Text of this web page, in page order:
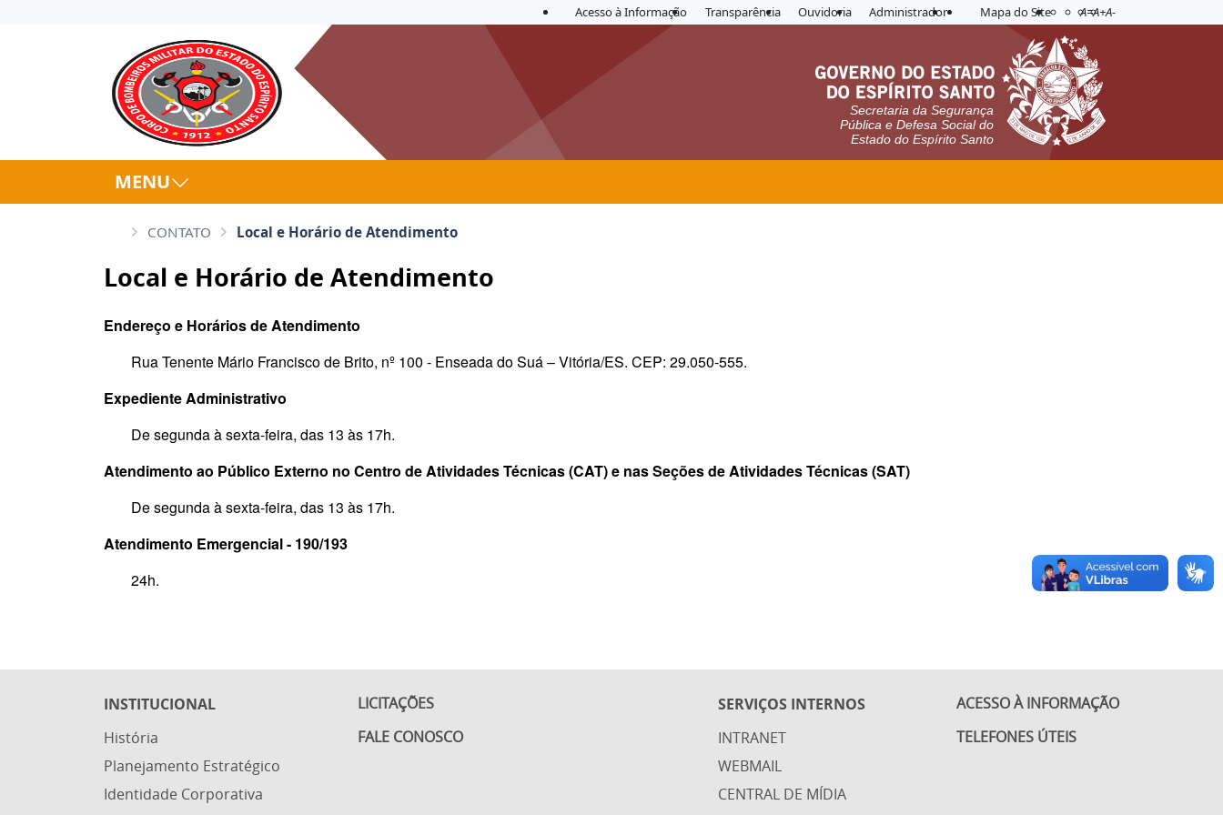
Acesso à Informação Transparência Ouvidoria Administrador Mapa do Site Acessibilidade
Aplicar contraste
A=A+A-
Secretaria da Segurança
Pública e Defesa Social do
Estado do Espírito Santo
MENU
CONTATO Local e Horário de Atendimento
Local e Horário de Atendimento
Endereço e Horários de Atendimento
Rua Tenente Mário Francisco de Brito, nº 100 - Enseada do Suá – Vitória/ES. CEP: 29.050-555.
Expediente Administrativo
De segunda à sexta-feira, das 13 às 17h.
Atendimento ao Público Externo no Centro de Atividades Técnicas (CAT) e nas Seções de Atividades Técnicas (SAT)
De segunda à sexta-feira, das 13 às 17h.
Atendimento Emergencial - 190/193
24h.
INSTITUCIONAL
História
Planejamento Estratégico
Identidade Corporativa
LICITAÇÕES
FALE CONOSCO
SERVIÇOS INTERNOS
INTRANET
WEBMAIL
CENTRAL DE MÍDIA
ACESSO À INFORMAÇÃO
TELEFONES ÚTEIS